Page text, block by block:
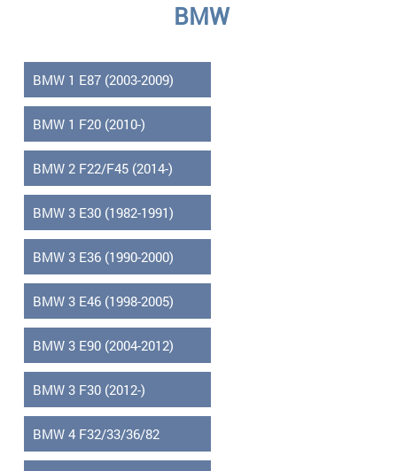
BMW
BMW 1 E87 (2003-2009)
BMW 1 F20 (2010-)
BMW 2 F22/F45 (2014-)
BMW 3 E30 (1982-1991)
BMW 3 E36 (1990-2000)
BMW 3 E46 (1998-2005)
BMW 3 E90 (2004-2012)
BMW 3 F30 (2012-)
BMW 4 F32/33/36/82